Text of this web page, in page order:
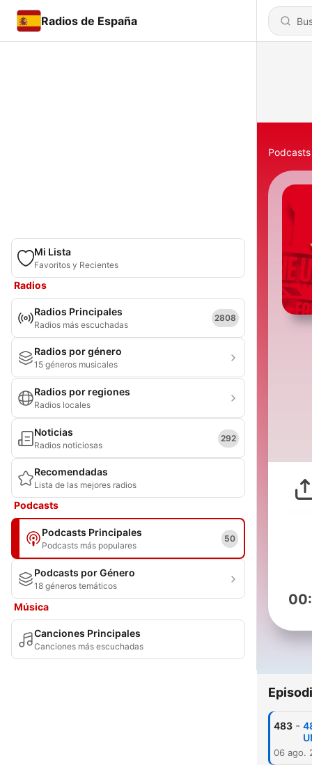
Radios de España
Mi Lista
Favoritos y Recientes
Radios
Radios Principales
Radios más escuchadas
2808
Radios por género
15 géneros musicales
Radios por regiones
Radios locales
Noticias
Radios noticiosas
292
Recomendadas
Lista de las mejores radios
Podcasts
Podcasts Principales
Podcasts más populares
50
Podcasts por Género
18 géneros temáticos
Música
Canciones Principales
Canciones más escuchadas
Podcasts
483 -
06 ago.